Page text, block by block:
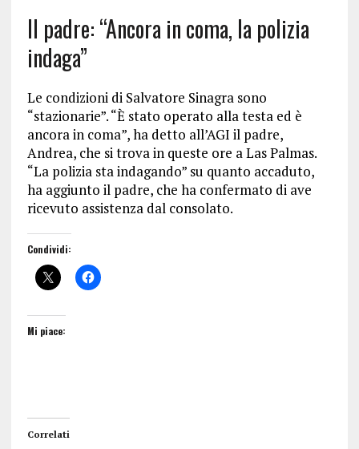
Il padre: “Ancora in coma, la polizia
indaga”
Le condizioni di Salvatore Sinagra sono
“stazionarie”. “È stato operato alla testa ed è
ancora in coma”, ha detto all’AGI il padre,
Andrea, che si trova in queste ore a Las Palmas.
“La polizia sta indagando” su quanto accaduto,
ha aggiunto il padre, che ha confermato di ave
ricevuto assistenza dal consolato.
Condividi:
Mi piace:
Correlati